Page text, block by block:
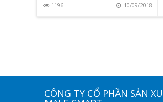
1196 10/09/2018
CÔNG TY CỔ PHẦN SẢN